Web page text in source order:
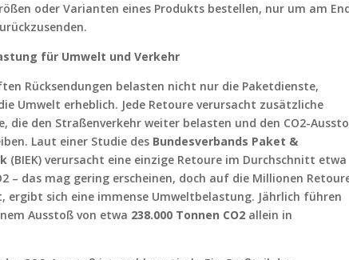
oder Varianten eines Produkts bestellen, nur um am
für Umwelt und Verkehr
Rücksendungen belasten nicht nur die Paketdienste,
Umwelt erheblich. Jede Retoure verursacht zusätzliche
die den Straßenverkehr weiter belasten und den CO2-
Laut einer Studie des Bundesverbands Paket &
(BIEK) verursacht eine einzige Retoure im Durchschnitt etwa
– das mag gering erscheinen, doch auf die Millionen
ergibt sich eine immense Umweltbelastung. Jährlich führen
Ausstoß von etwa 238.000 Tonnen CO2 allein in